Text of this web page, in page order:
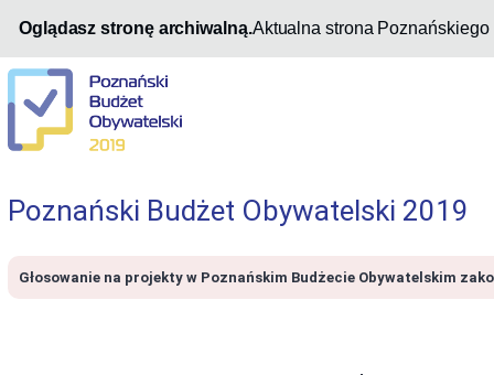
Oglądasz stronę archiwalną.Aktualna strona
Poznański Budżet Obywatelski 2019
Głosowanie na projekty w Poznańskim Budżecie Obywatelskim